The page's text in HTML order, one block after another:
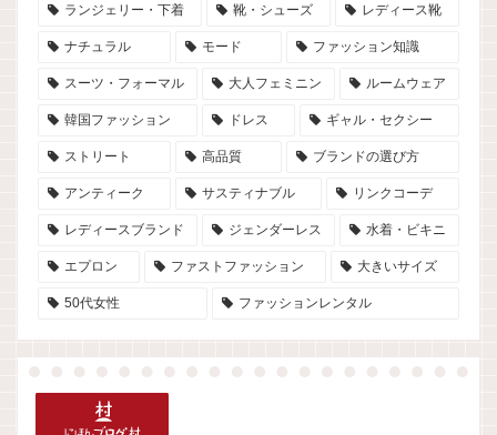
ランジェリー・下着 靴・シューズ レディース靴
ナチュラル モード ファッション知識
スーツ・フォーマル 大人フェミニン ルームウェア
韓国ファッション ドレス ギャル・セクシー
ストリート 高品質 ブランドの選び方
アンティーク サスティナブル リンクコーデ
レディースブランド ジェンダーレス 水着・ビキニ
エプロン ファストファッション 大きいサイズ
50代女性 ファッションレンタル